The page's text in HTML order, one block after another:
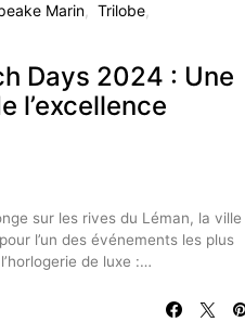
Marin
Trilobe
Days 2024 : Une
l’excellence
sur les rives du Léman, la ville
l’un des événements les plus
de luxe :…